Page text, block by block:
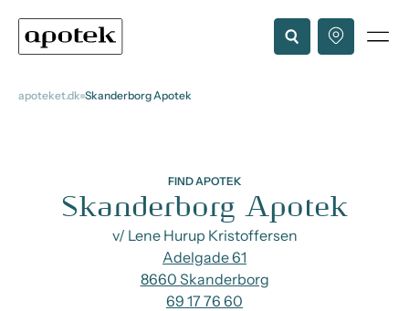
apoteket.dk Skanderborg Apotek
FIND APOTEK
Skanderborg Apotek
v/ Lene Hurup Kristoffersen
Adelgade 61
8660 Skanderborg
69 17 76 60